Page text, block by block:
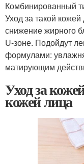
Комбинированный
Уход за такой
снижение жирного
U-зоне. Подойдут
формулами:
матирующим
Уход за
кожей лица